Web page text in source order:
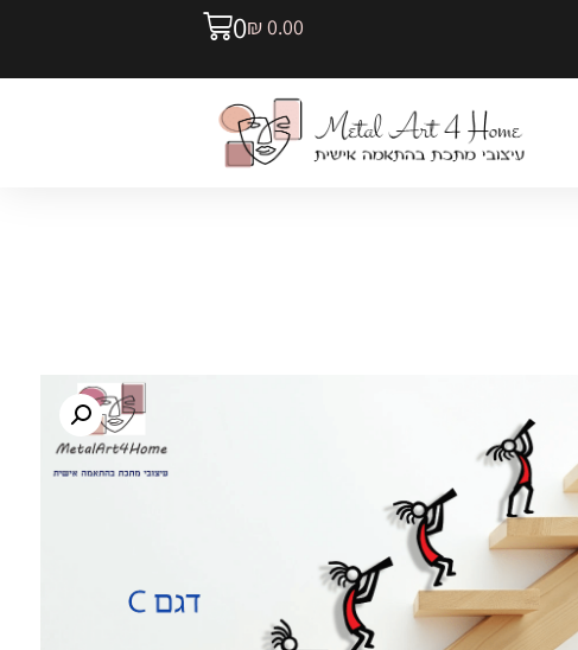
₪0.00
0